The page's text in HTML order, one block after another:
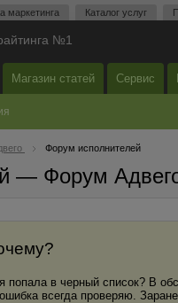
маркетинга Каталог услуг
№1
Магазин статей Сервис
Форум исполнителей
— Форум
попала в черный список? В
всегда проверяю.